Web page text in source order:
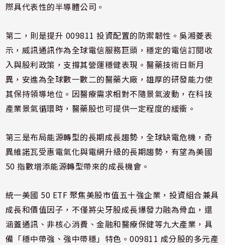
際具代表性的半導體公司。
第二，則是提升 009811 投資配置的防禦韌性。吳湘菱表
示，威訊通訊作為全球電信服務巨頭，穩定的電信訂閱收
入與股利政策，支撐其營運穩健表現。醫藥技術日新月
異，安進為全球數一數二的醫藥大廠，雄厚的研發能力使
其保持領導地位。因醫療需求相對不隨景氣波動，在科技
產業景氣循環時，醫藥股也可提供一定程度的緩衝。
第三是布局能源轉型的長期成長趨勢，全球缺電危機，奇
異維諾瓦受惠電氣化與電網升級的長期趨勢，有望為美國
50 指數增添能源轉型帶來的成長機會。
統一美國 50 ETF 聚焦美股市值五十強企業，投資組合兼具
成長和價值因子，不僅將尖牙股成長爆發力融為骨血，還
涵蓋通訊、非核心消費、金融和醫療保健等九大產業，具
備「穩中帶強、強中帶穩」特色。009811 成分股的多元產